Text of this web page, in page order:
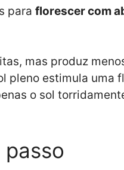
para florescer com
mas produz
pleno estimula uma
o sol